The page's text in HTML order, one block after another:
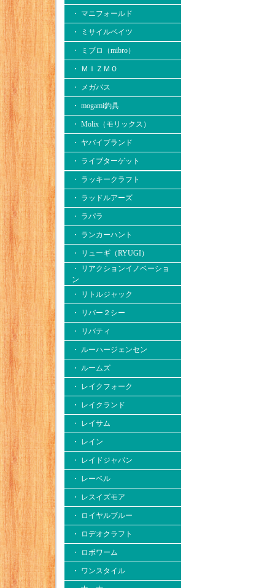
・ マニフォールド
・ ミサイルベイツ
・ ミブロ（mibro）
・ ＭＩＺＭＯ
・ メガバス
・ mogami釣具
・ Molix（モリックス）
・ ヤバイブランド
・ ライブターゲット
・ ラッキークラフト
・ ラッドルアーズ
・ ラパラ
・ ランカーハント
・ リューギ（RYUGI）
・ リアクションイノベーショ
ン
・ リトルジャック
・ リバー２シー
・ リバティ
・ ルーハージェンセン
・ ルームズ
・ レイクフォーク
・ レイクランド
・ レイサム
・ レイン
・ レイドジャパン
・ レーベル
・ レスイズモア
・ ロイヤルブルー
・ ロデオクラフト
・ ロボワーム
・ ワンスタイル